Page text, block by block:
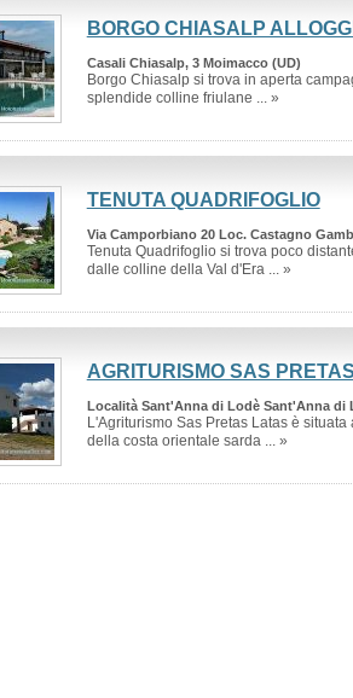
BORGO CHIASALP
Casali Chiasalp, 3 Moimacco (UD)
Borgo Chiasalp si trova in aperta
splendide colline friulane ... »
TENUTA QUADRIFOGLIO
Via Camporbiano 20 Loc. Castagno
Tenuta Quadrifoglio si trova poco
dalle colline della Val d'Era ... »
AGRITURISMO SAS
Località Sant'Anna di Lodè Sant'Anna di
L'Agriturismo Sas Pretas Latas è
della costa orientale sarda ... »